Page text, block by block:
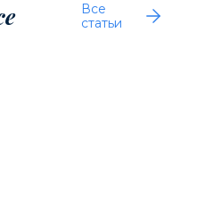
Все
статьи